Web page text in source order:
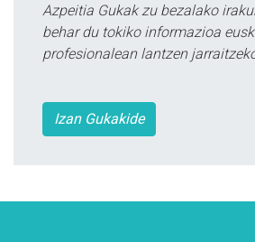
Azpeitia Gukak zu bezalako
behar du tokiko informazioa
profesionalean lantzen
Izan Gukakide